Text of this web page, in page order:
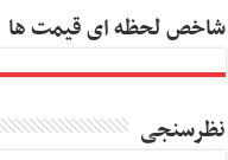
شاخص لحظه ای قیمت ها
نظرسنجی